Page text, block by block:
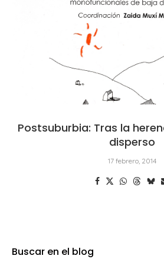
Postsuburbia: Tras la
disperso
17 febrero, 2014
Buscar en el blog